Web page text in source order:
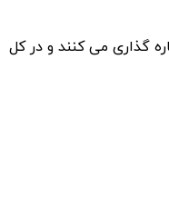
گذاری می کنند و در کل